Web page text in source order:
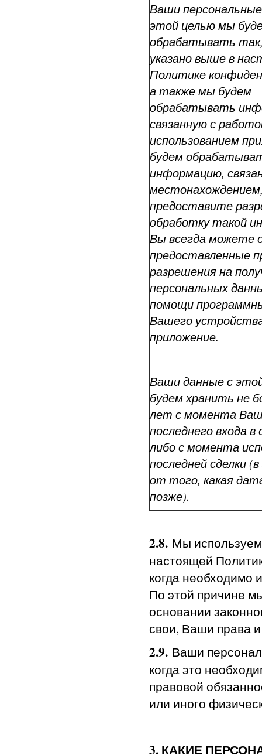
Ваши
этой целью мы
обрабатывать
указано выше в
Политике
а также мы будем
обрабатывать
связанную с
использованием
будем
информацию,
предоставите
обработку такой
Вы всегда можете
предоставленные
разрешения на
персональных
помощи
Вашего
приложение.
Ваши данные с
будем хранить не
лет с момента
последнего входа в
либо с момента
последней сделки
от того, какая
позже).
2.8. Мы
настоящей
когда необходимо
По этой причине
основании
свои, Ваши права
2.9. Ваши
когда это
правовой
или иного
3. КАКИЕ